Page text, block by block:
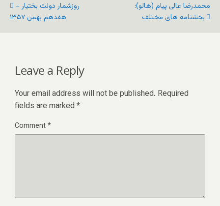
روزشمار دولت بختیار –
هفدهم بهمن ١٣۵٧
محمدرضا عالی پیام (هالو):
بخشنامه های مختلف
Leave a Reply
Your email address will not be published. Required
fields are marked *
Comment*